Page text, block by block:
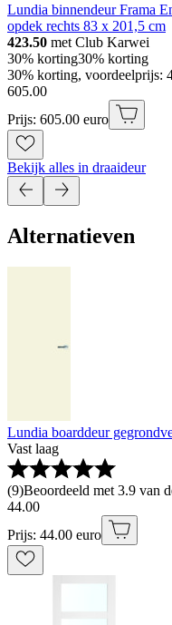
Lundia binnendeur Frama
opdek rechts 83 x 201,5 cm
423.50 met Club Karwei
30% korting30% korting
30% korting, voordeelprijs:
605.00
Prijs: 605.00 euro
Bekijk alles in draaideur
Alternatieven
Lundia boarddeur
Vast laag
(9)Beoordeeld met 3.9 van
44.00
Prijs: 44.00 euro